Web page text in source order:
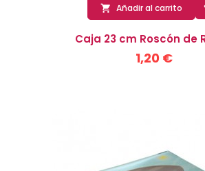
 Añadir al carrito
Caja 23 cm Roscón de
1,20 €